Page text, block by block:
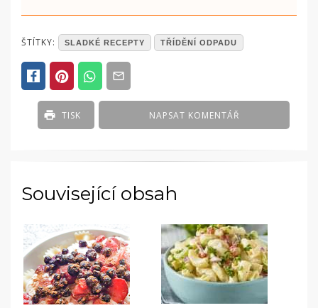
POSTED
ČLÁNKY
ŠTÍTKY: SLADKÉ RECEPTY TŘÍDĚNÍ ODPADU
NAPSAT KOMENTÁŘ
TISK
Související obsah